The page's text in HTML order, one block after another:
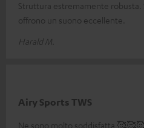
Struttura estremamente
offrono un suono eccellente.
Harald M.
Airy Sports TWS
Ne sono molto soddisfatta